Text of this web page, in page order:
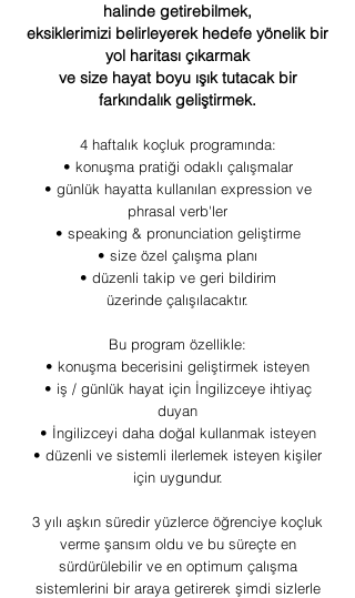
halinde getirebilmek,
eksiklerimizi belirleyerek hedefe yönelik bir
yol haritası çıkarmak
ve size hayat boyu ışık tutacak bir
farkındalık geliştirmek.
4 haftalık koçluk programında:
• konuşma pratiği odaklı çalışmalar
• günlük hayatta kullanılan expression ve
phrasal verb'ler
• speaking & pronunciation geliştirme
• size özel çalışma planı
• düzenli takip ve geri bildirim
üzerinde çalışılacaktır.
Bu program özellikle:
• konuşma becerisini geliştirmek isteyen
• iş / günlük hayat için İngilizceye ihtiyaç
duyan
• İngilizceyi daha doğal kullanmak isteyen
• düzenli ve sistemli ilerlemek isteyen kişiler
için uygundur.
3 yılı aşkın süredir yüzlerce öğrenciye koçluk
verme şansım oldu ve bu süreçte en
sürdürülebilir ve en optimum çalışma
sistemlerini bir araya getirerek şimdi sizlerle